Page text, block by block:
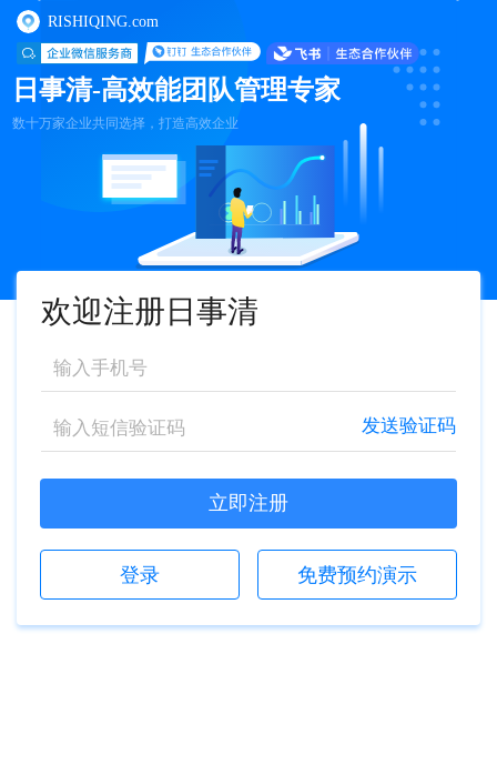
RISHIQING.com
日事清-高效能团队管理专家
数十万家企业共同选择，打造高效企业
欢迎注册日事清
发送验证码
立即注册
登录 免费预约演示